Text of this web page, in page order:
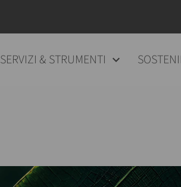
SERVIZI & STRUMENTI